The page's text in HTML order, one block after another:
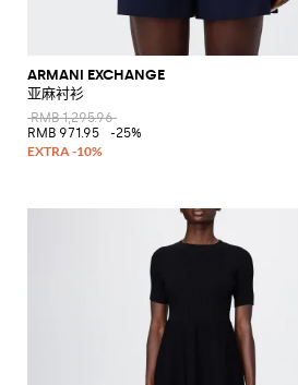
ARMANI EXCHANGE
亚麻衬衫
RMB 1,295.96
RMB 971.95
-25%